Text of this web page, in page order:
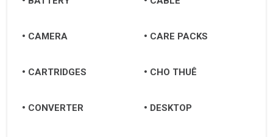
CAMERA CARE PACKS
CARTRIDGES CHO THUÊ
CONVERTER DESKTOP